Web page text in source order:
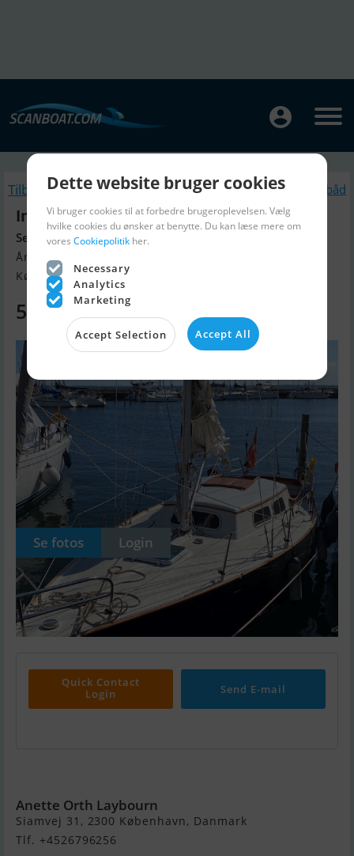
Tilbage Lignende Sejlbåd
Impala 28
Sejlklar i maj
Årgang 1973, Sejlbåd til salg
København, Danmark
58.000 DKK
Se fotos Login
Quick Contact
Login
Send E-mail
Anette Orth Laybourn
Siamvej 31, 2300 København, Danmark
Tlf. +4526796256
Dette website bruger cookies
Vi bruger cookies til at forbedre brugeroplevelsen. Vælg
hvilke cookies du ønsker at benytte. Du kan læse mere om
vores Cookiepolitik her.
Necessary
Analytics
Marketing
Accept Selection Accept All